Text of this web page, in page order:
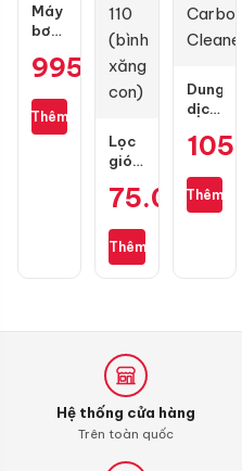
Máy
bơm
mini
M3325
không
995.000
Thêm
Lọc
gió
cho
S110,
RSX
110
(bình
xăng
con)
75.000₫
Thêm
Dung
dịch
sinh
đốt
Liqui
Thêm
Hệ thống cửa hàng
Trên toàn quốc